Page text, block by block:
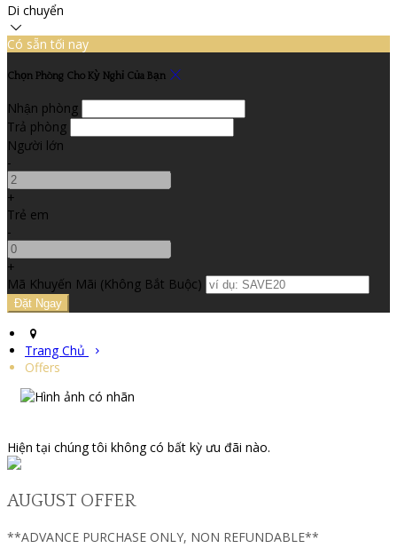
Di chuyển
Có sẵn tối nay
Chọn Phòng Cho Kỳ Nghỉ Của Bạn
Nhận phòng
Trả phòng
Người lớn
-
+
Trẻ em
-
+
Mã Khuyến Mãi (Không Bắt Buộc)
Trang Chủ
Offers
Hiện tại chúng tôi không có bất kỳ ưu đãi nào.
AUGUST OFFER
**ADVANCE PURCHASE ONLY, NON REFUNDABLE**